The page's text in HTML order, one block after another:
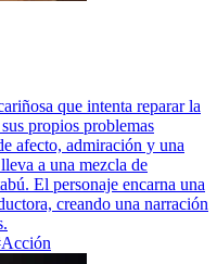
que intenta reparar la
propios problemas
afecto, admiración y una
a una mezcla de
El personaje encarna una
creando una narración